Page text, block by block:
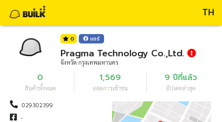
TH
0 แชร์
Pragma Technology Co.,Ltd.
จังหวัด กรุงเทพมหานคร
0
สินค้าทั้งหมด
1,569
ยอดการเข้าชม
9 ปีที่แล้ว
อัปเดตล่าสุด
029302399
-